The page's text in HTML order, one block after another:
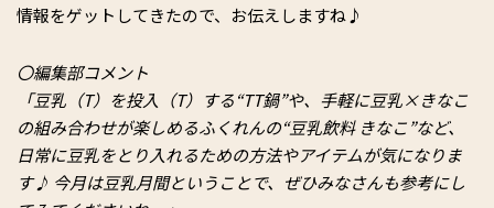
情報をゲットしてきたので、お伝えしますね♪
〇編集部コメント
「豆乳（T）を投入（T）する“TT鍋”や、手軽に豆乳×きなこ
の組み合わせが楽しめるふくれんの“豆乳飲料 きなこ”など、
日常に豆乳をとり入れるための方法やアイテムが気になりま
す♪ 今月は豆乳月間ということで、ぜひみなさんも参考にし